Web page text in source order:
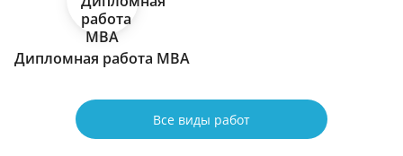
Дипломная работа МВА
Все виды работ